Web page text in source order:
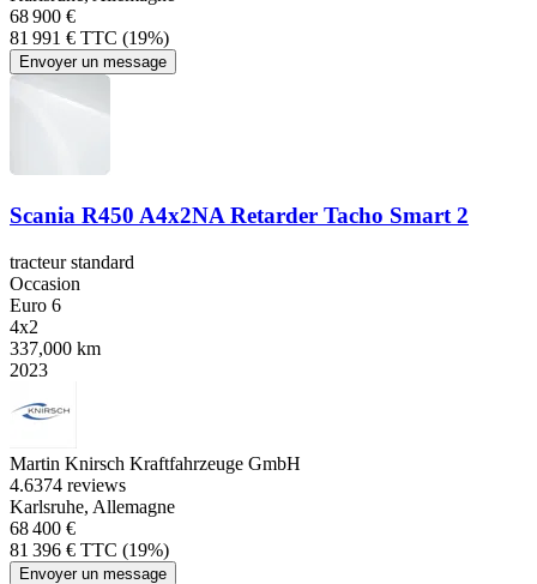
68 900 €
81 991 € TTC (19%)
Envoyer un message
Scania R450 A4x2NA Retarder Tacho Smart 2
tracteur standard
Occasion
Euro 6
4x2
337,000 km
2023
Martin Knirsch Kraftfahrzeuge GmbH
4.6374 reviews
Karlsruhe, Allemagne
68 400 €
81 396 € TTC (19%)
Envoyer un message